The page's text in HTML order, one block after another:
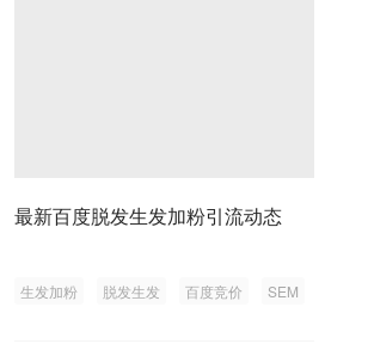
最新百度脱发生发加粉引流动态
生发加粉 脱发生发 百度竞价 SEM